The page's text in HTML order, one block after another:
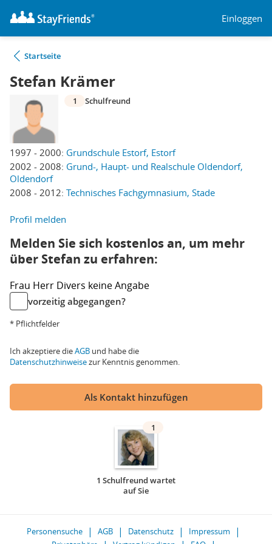
Einloggen
Startseite
Stefan Krämer
1997 - 2000: Grundschule Estorf, Estorf
2002 - 2008: Grund-, Haupt- und Realschule Oldendorf,
Oldendorf
2008 - 2012: Technisches Fachgymnasium, Stade
1 Schulfreund
Profil melden
Melden Sie sich kostenlos an, um mehr
über Stefan zu erfahren:
Frau Herr Divers keine Angabe
vorzeitig abgegangen?
* Pflichtfelder
Ich akzeptiere dieAGB und habe die
Datenschutzhinweisezur Kenntnis genommen.
Als Kontakt hinzufügen
1
1 Schulfreund wartet
auf Sie
Personensuche AGB Datenschutz
Impressum